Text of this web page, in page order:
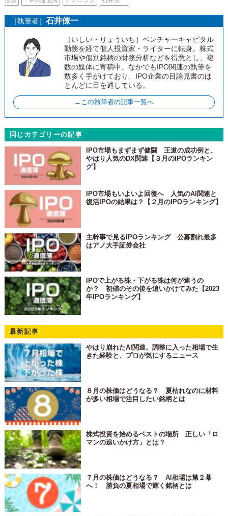
［執筆者］ 石井僚一
［いしい・りょういち］ベンチャーキャピタル
勤務を経て個人投資家・ライターに転身。株式
市場や個別銘柄の財務分析などを得意とし、複
数の媒体に寄稿中。なかでもIPO関連の執筆を
数多く手がけており、IPO企業の目論見書のほ
とんどに目を通している。
→この執筆者の記事一覧へ
同じカテゴリーの記事
IPO市場もまずまず健闘 王道の成功例と、
やはり人気のDX関連【３月のIPOランキン
グ】
IPO市場もいよいよ回復へ 人気のAI関連と
復活IPOの結果は？【２月のIPOランキング】
主幹事で見るIPOランキング 公募割れ最多
はアノ大手証券会社
IPOで上がる株・下がる株は何が違うの
か？ 初値のその後を追いかけてみた【2023
年IPOランキング】
最新記事
やはり崩れたAI関連。調整に入った相場で生
きた経験と、プロが気にするニュース
８月の株価はどうなる？ 夏枯れなのに材料
が多い相場で注目したい銘柄とは
株式投資を始めるベストの場所 正しい「ロ
マンの追いかけ方」とは？
７月の株価はどうなる？ AI相場は第２幕
へ！ 勝負の夏相場で輝く銘柄とは